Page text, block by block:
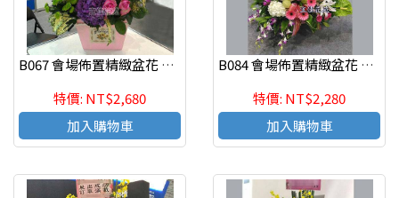
B067 會場佈置精緻盆花 慶祝榮陞、開幕喬遷、參展成功
特價: NT$2,680
加入購物車
B084 會場佈置精緻盆花 慶祝榮陞、開幕喬遷、參展成功
特價: NT$2,280
加入購物車